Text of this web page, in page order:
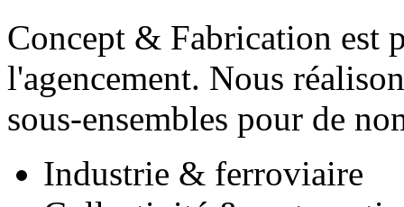
Concept & Fabrication est
l'agencement. Nous
sous-ensembles pour de
Industrie & ferroviaire